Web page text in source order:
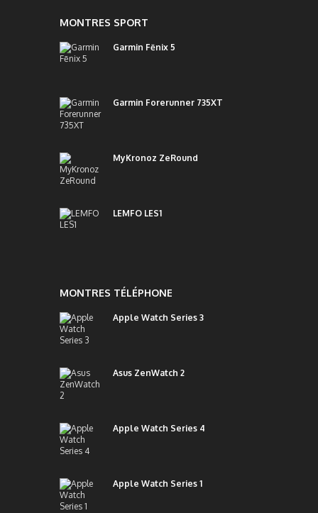
MONTRES SPORT
Garmin Fēnix 5
Garmin Forerunner 735XT
MyKronoz ZeRound
LEMFO LES1
MONTRES TÉLÉPHONE
Apple Watch Series 3
Asus ZenWatch 2
Apple Watch Series 4
Apple Watch Series 1